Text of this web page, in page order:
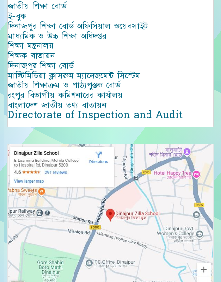
জাতীয় শিক্ষা বোর্ড
ই-বুক
দিনাজপুর শিক্ষা বোর্ড অফিসিয়াল ওয়েবসাইট
মাধ্যমিক ও উচ্চ শিক্ষা অধিদপ্তর
শিক্ষা মন্ত্রনালয়
শিক্ষক বাতায়ন
দিনাজপুর শিক্ষা বোর্ড
মাল্টিমিডিয়া ক্লাসরুম ম্যানেজমেন্ট সিস্টেম
জাতীয় শিক্ষাক্রম ও পাঠ্যপুস্তক বোর্ড
রংপুর বিভাগীয় কমিশনারের কার্যালয়
বাংলাদেশ জাতীয় তথ্য বাতায়ন
Directorate of Inspection and Audit